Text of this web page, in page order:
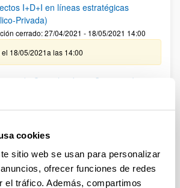
cookies
sitio web se usan para personalizar
ofrecer funciones de redes
el tráfico. Además, compartimos
I+D+I en líneas estratégicas
Privada)
cerrado: 27/04/2021 - 18/05/2021 14:00
18/05/2021a las 14:00
de Cancelación en Sistemas In-
en NOMA”
de Potencia"
cerrado: 11/02/2021 - 03/03/2021